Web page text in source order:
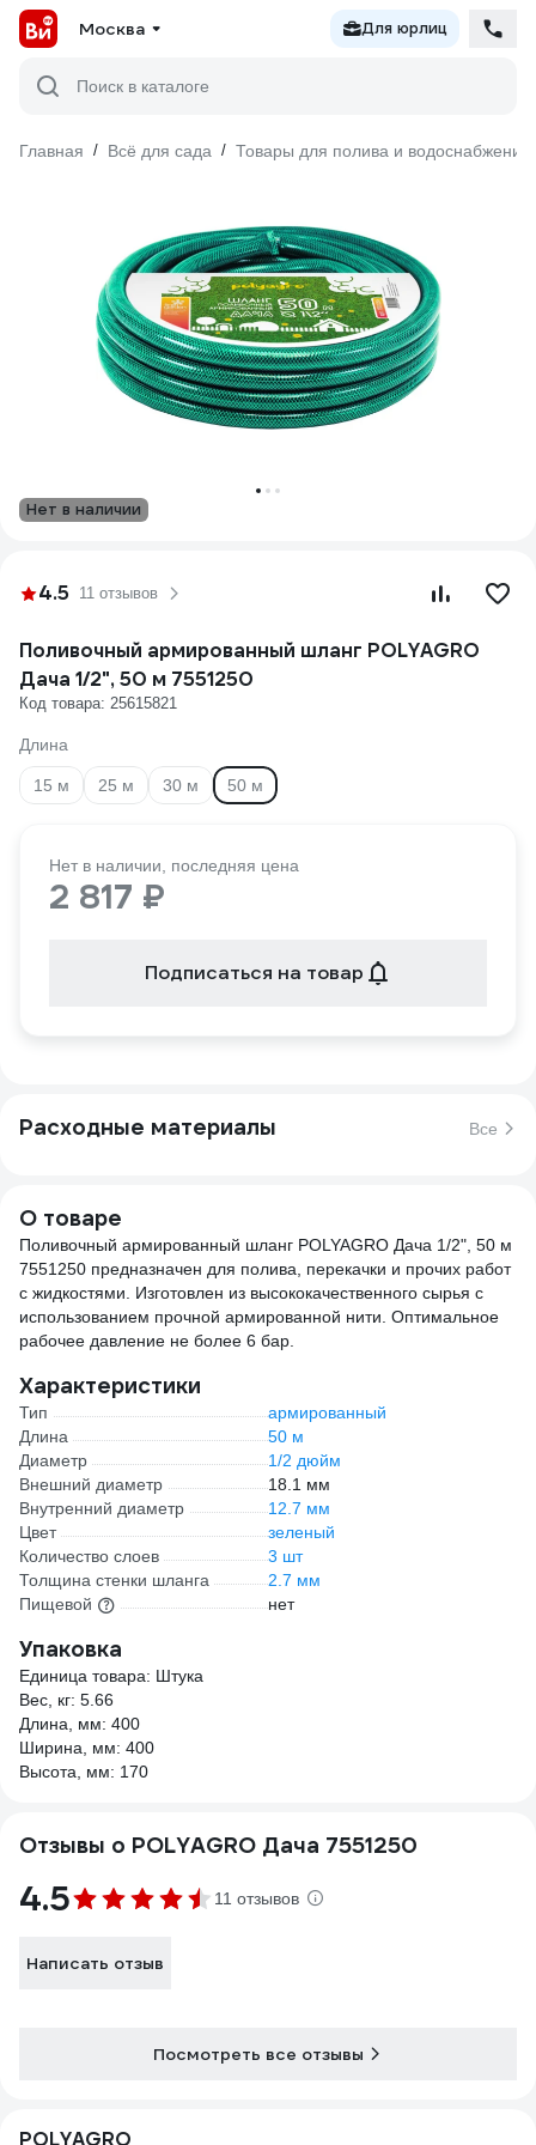
Москва Для юрлиц
Поиск в каталоге
Главная / Всё для сада / Товары для полива и водоснабжения
Нет в наличии
4.5 11 отзывов
Поливочный армированный шланг POLYAGRO
Дача 1/2", 50 м 7551250
Код товара: 25615821
Длина
15 м 25 м 30 м 50 м
Нет в наличии, последняя цена
2 817 ₽
Подписаться на товар
Расходные материалы Все
О товаре
Поливочный армированный шланг POLYAGRO Дача 1/2", 50 м
7551250 предназначен для полива, перекачки и прочих работ
с жидкостями. Изготовлен из высококачественного сырья с
использованием прочной армированной нити. Оптимальное
рабочее давление не более 6 бар.
Характеристики
Тип
армированный
Длина
50 м
Диаметр
1/2 дюйм
Внешний диаметр
18.1 мм
Внутренний диаметр
12.7 мм
Цвет
зеленый
Количество слоев
3 шт
Толщина стенки шланга
2.7 мм
Пищевой
нет
Упаковка
Единица товара: Штука
Вес, кг: 5.66
Длина, мм: 400
Ширина, мм: 400
Высота, мм: 170
Отзывы о POLYAGRO Дача 7551250
4.5 11 отзывов
Написать отзыв
Посмотреть все отзывы
POLYAGRO